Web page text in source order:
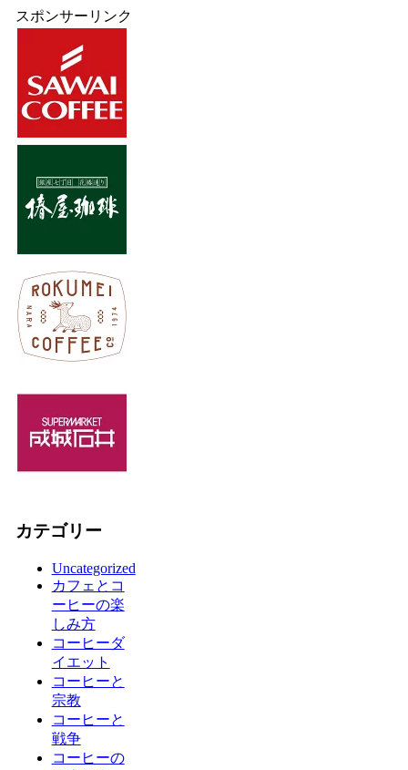
スポンサーリンク
カテゴリー
Uncategorized
カフェとコ
ーヒーの楽
しみ方
コーヒーダ
イエット
コーヒーと
宗教
コーヒーと
戦争
コーヒーの